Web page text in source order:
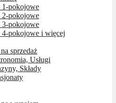
1-pokojowe
2-pokojowe
3-pokojowe
4-pokojowe i więcej
sprzedaż
Usługi
Składy